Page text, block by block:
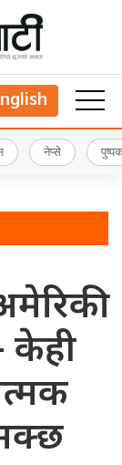
नेप्से
केही